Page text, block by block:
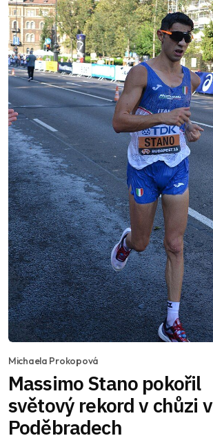
Michaela Prokopová
Massimo Stano pokořil
světový rekord v chůzi v
Poděbradech